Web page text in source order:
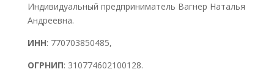
Индивидуальный предприниматель Вагнер Наталья
Андреевна.
ИНН: 770703850485,
ОГРНИП: 310774602100128.